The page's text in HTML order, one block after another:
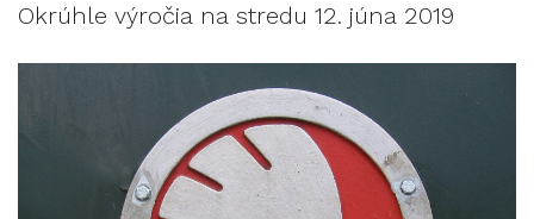
Okrúhle výročia na stredu 12. júna 2019